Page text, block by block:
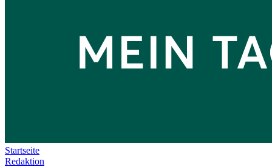
Startseite
Redaktion